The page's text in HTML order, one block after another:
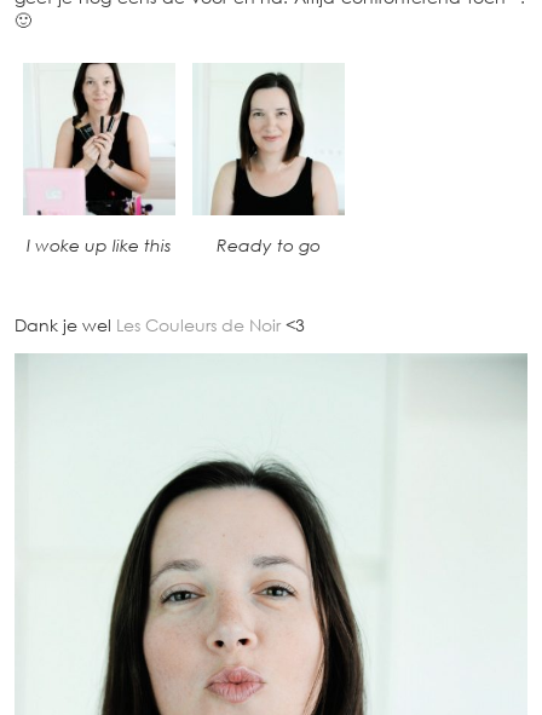
🙂
I woke up like this Ready to go
Dank je wel Les Couleurs de Noir <3